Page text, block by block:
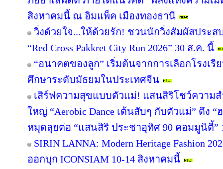
สิงหาคมนี้ ณ อิมแพ็ค เมืองทองธานี
วิ่งด้วยใจ...ให้ด้วยรัก! ชวนนักวิ่งสัมผัสประ
“Red Cross Pakkret City Run 2026” 30 ส.ค. นี้
“อนาคตของลูก” เริ่มต้นจากการเลือกโรงเ
ศึกษาระดับมัธยมในประเทศจีน
เสิร์ฟความสุขแบบตัวแม่! แสนสิริโชว์ความสำ
ใหญ่ “Aerobic Dance เต้นสับๆ กับตัวแม่” ดึง
หมุดลุยต่อ “แสนสิริ ประชาอุทิศ 90 คอมมูนิตี้”
SIRIN LANNA: Modern Heritage Fashion
ออกบุก ICONSIAM 10-14 สิงหาคมนี้